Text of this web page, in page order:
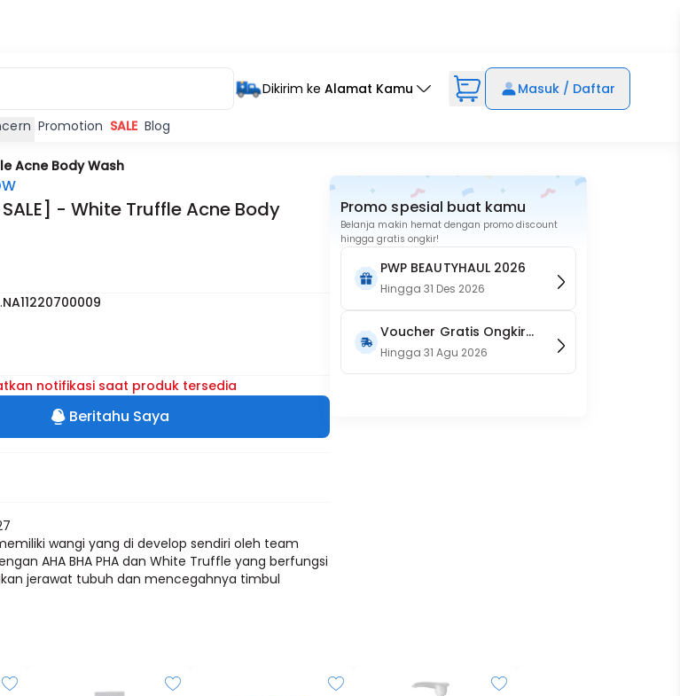
Dikirim ke Alamat Kamu Masuk / Daftar
Promotion SALE Blog
Acne Body Wash
SALE] - White Truffle Acne Body
NA11220700009
notifikasi saat produk tersedia
Beritahu Saya
wangi yang di develop sendiri oleh team
AHA BHA PHA dan White Truffle yang berfungsi
jerawat tubuh dan mencegahnya timbul
Promo spesial buat kamu
Belanja makin hemat dengan promo discount
hingga gratis ongkir!
PWP BEAUTYHAUL 2026
Hingga31 Des 2026
Voucher Gratis Ongkir
15RB (Only on Website)
Hingga31 Agu 2026